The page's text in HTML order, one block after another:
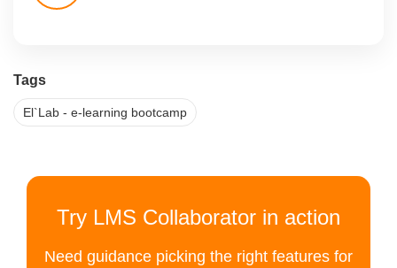
Tags
El`Lab - e-learning bootcamp
Try LMS Collaborator in action
Need guidance picking the right features for